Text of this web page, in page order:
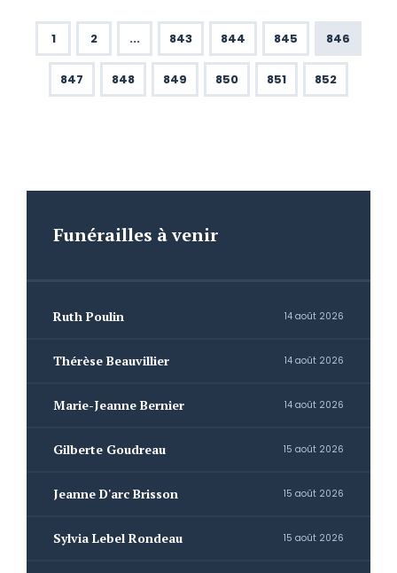
1 2 ... 843 844 845 846
847 848 849 850 851 852
Funérailles à venir
Ruth Poulin 14 août 2026
Thérèse Beauvillier 14 août 2026
Marie-Jeanne Bernier 14 août 2026
Gilberte Goudreau 15 août 2026
Jeanne D'arc Brisson 15 août 2026
Sylvia Lebel Rondeau 15 août 2026